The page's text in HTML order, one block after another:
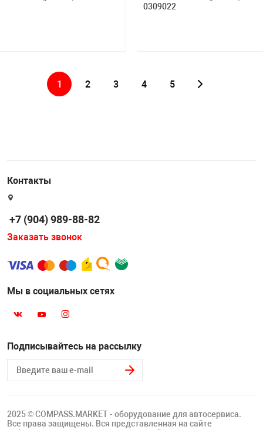
0309022
1 2 3 4 5
Контакты
+7 (904) 989-88-82
Заказать звонок
Мы в социальных сетях
Подписывайтесь на рассылку
2025 © COMPASS.MARKET - оборудование для автосервиса.
Все права защищены. Вся представленная на сайте